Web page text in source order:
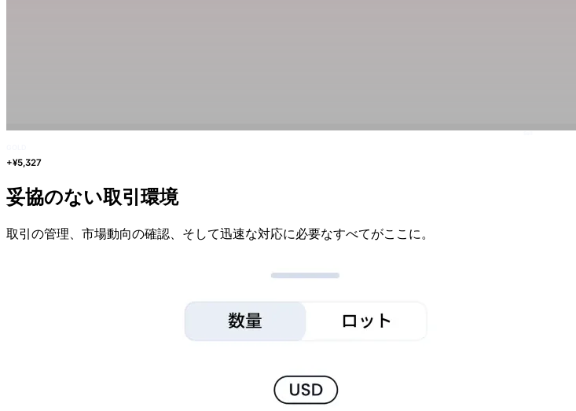
+¥5,327
妥協のない取引環境
取引の管理、 市場動向の確認、 そして迅速な対応に必要なすべてがここに。